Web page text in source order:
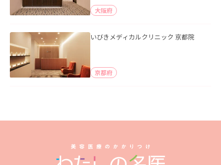
大阪府
いびきメディカルクリニック 京都院
京都府